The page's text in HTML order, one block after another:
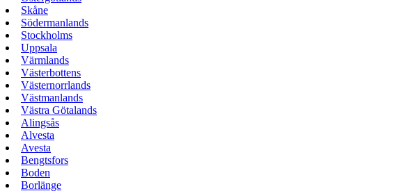
Skåne
Södermanlands
Stockholms
Uppsala
Värmlands
Västerbottens
Västernorrlands
Västmanlands
Västra Götalands
Alingsås
Alvesta
Avesta
Bengtsfors
Boden
Borlänge